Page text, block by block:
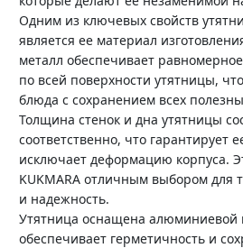
Одним из ключевых свойств
является ее материал
металл обеспечивает
по всей поверхности утятницы,
блюда с сохранением всех
Толщина стенок и дна утятницы
соответственно, что гарантирует
исключает деформацию корпуса.
KUKMARA отличным выбором для
и надежность.
Утятница оснащена алюминиевой
обеспечивает герметичность и